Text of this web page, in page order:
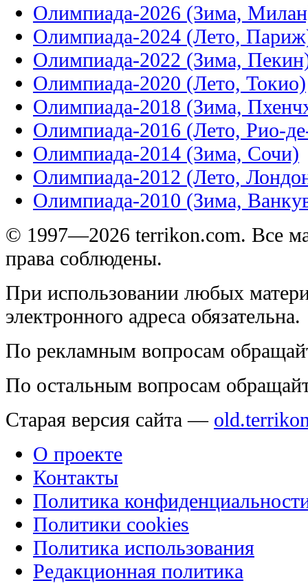
Олимпиада-2026 (Зима,
Олимпиада-2024 (Лето,
Олимпиада-2022 (Зима,
Олимпиада-2020 (Лето, Токио)
Олимпиада-2018 (Зима,
Олимпиада-2016 (Лето, Рио-
Олимпиада-2014 (Зима, Сочи)
Олимпиада-2012 (Лето,
Олимпиада-2010 (Зима,
© 1997—2026 terrikon.com. Все
права соблюдены.
При использовании любых
электронного адреса обязательна.
По рекламным вопросам
По остальным вопросам
Старая версия сайта —
О проекте
Контакты
Политика
Политики cookies
Политика использования
Редакционная политика